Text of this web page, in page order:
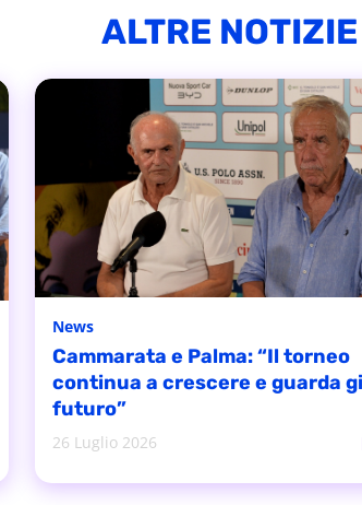
ALTRE NOTIZIE
News
Cammarata e Palma: “Il torneo
continua a crescere e guarda
futuro”
26 Luglio 2026